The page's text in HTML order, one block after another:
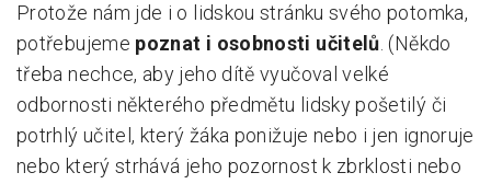
Protože nám jde i o lidskou stránku svého potomka,
potřebujeme poznat i osobnosti učitelů . (Někdo
třeba nechce, aby jeho dítě vyučoval velké
odbornosti některého předmětu lidsky pošetilý či
potrhlý učitel, který žáka ponižuje nebo i jen ignoruje
nebo který strhává jeho pozornost k zbrklosti nebo